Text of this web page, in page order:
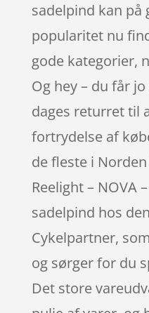
sadelpind kan på
popularitet nu
gode kategorier,
Og hey – du får
dages returret til
fortrydelse af
de fleste i
Reelight – NOVA
sadelpind hos
Cykelpartner,
og sørger for du
Det store